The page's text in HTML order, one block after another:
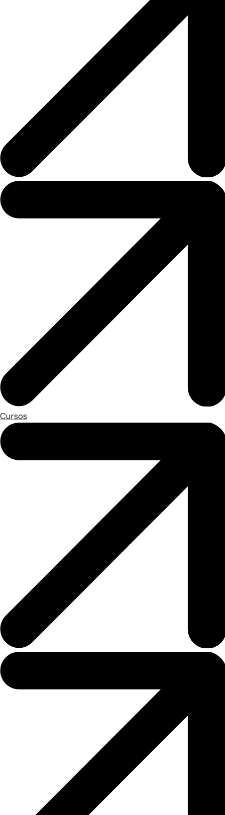
Cursos